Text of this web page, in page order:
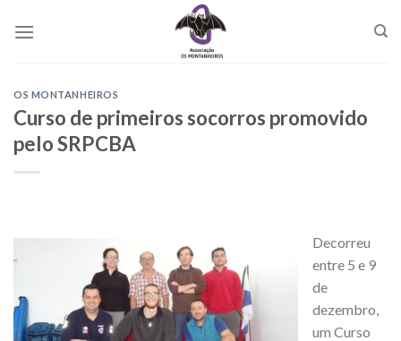
OS MONTANHEIROS
Curso de primeiros socorros promovido
pelo SRPCBA
Decorreu
entre 5 e 9
de
dezembro,
um Curso